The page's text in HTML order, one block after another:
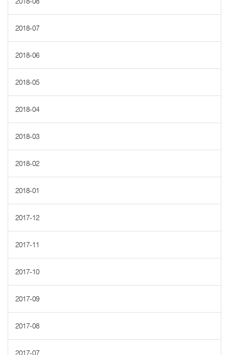
2018-07
2018-06
2018-05
2018-04
2018-03
2018-02
2018-01
2017-12
2017-11
2017-10
2017-09
2017-08
2017-07